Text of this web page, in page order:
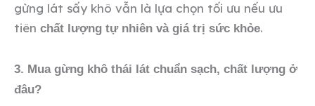
gừng lát sấy khô vẫn là lựa chọn tối ưu nếu ưu
tiên chất lượng tự nhiên và giá trị sức khỏe.
3. Mua gừng khô thái lát chuẩn sạch, chất lượng ở
đâu?